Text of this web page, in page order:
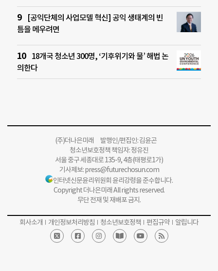
[공익단체의 사업모델 혁신] 공익 생태계의 빈
틈을 메우려면
18개국 청소년 300명, ‘기후위기와 물’ 해법 논
의한다
(주)더나은미래 발행인/편집인: 김윤곤
청소년보호정책 책임자: 정유진
서울 중구 세종대로 135-9, 4층(태평로1가)
기사제보:press@futurechosun.com
인터넷신문윤리위원회 윤리강령을 준수합니다.
Copyright 더나은미래 All rights reserved.
무단 전재 및 재배포 금지.
회사소개 개인정보처리방침 청소년보호정책 편집규약 알립니다